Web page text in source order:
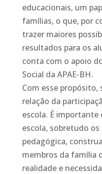
educacionais, um
famílias, o que, por
trazer maiores
resultados para os
conta com o apoio
Social da APAE-BH.
Com esse propósito,
relação da
escola. É
escola, sobretudo
pedagógica,
membros da família
realidade e